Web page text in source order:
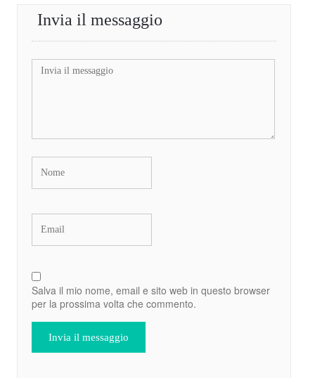
Invia il messaggio
Salva il mio nome, email e sito web in questo browser
per la prossima volta che commento.